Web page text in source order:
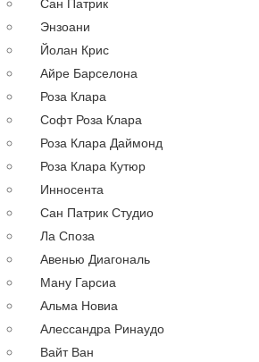
Короткие
А-силуэт
Греческие
Русалка
По году
По цене
Недорогие
Дорогие
Распродажа
до 30000 руб.
до 40000 руб.
до 60000 руб.
до 80000 руб.
до 100000 руб.
Вечерние платья
Энзоани
Йолан Крис
Айре Барселона
Роза Клара
Софт Роза Клара
Роза Клара Даймонд
Роза Клара Кутюр
Инносента
Сан Патрик Студио
Ла Споза
Авенью Диагональ
Ману Гарсиа
Альма Новиа
Алессандра Ринаудо
Вайт Ван